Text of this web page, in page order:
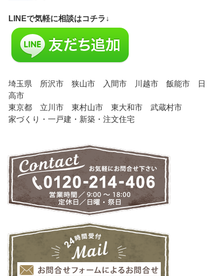
LINEで気軽に相談はコチラ↓
埼玉県 所沢市 狭山市 入間市 川越市 飯能市 日
高市
東京都 立川市 東村山市 東大和市 武蔵村市
家づくり・一戸建・新築・注文住宅